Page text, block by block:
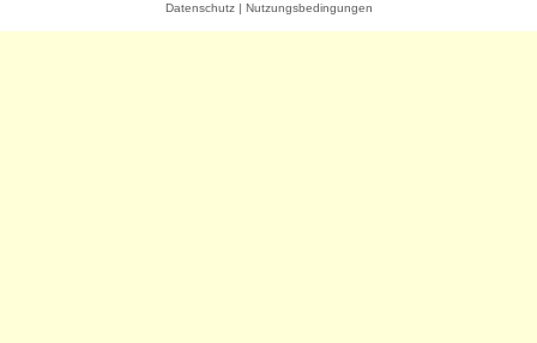
Datenschutz| Nutzungsbedingungen